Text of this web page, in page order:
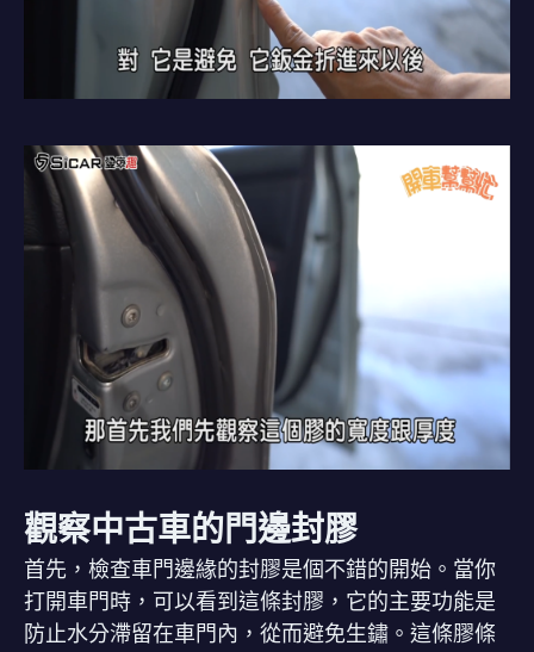
觀察中古車的門邊封膠
首先，檢查車門邊緣的封膠是個不錯的開始。當你
打開車門時，可以看到這條封膠，它的主要功能是
防止水分滯留在車門內，從而避免生鏽。這條膠條